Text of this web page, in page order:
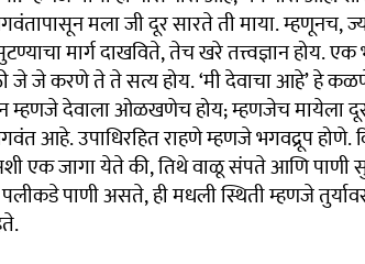
मला जी दूर सारते ती माया. म्हणूनच,
मार्ग दाखविते, तेच खरे तत्त्वज्ञान
जे जे करणे ते ते सत्य होय. ‘मी देवाचा आहे’ हे
म्हणजे देवाला ओळखणेच होय; म्हणजेच मायेला दूर
आहे. उपाधिरहित राहणे म्हणजे भगवद्रूप होणे.
एक जागा येते की, तिथे वाळू संपते आणि पाणी
पाणी असते, ही मधली स्थिती म्हणजे